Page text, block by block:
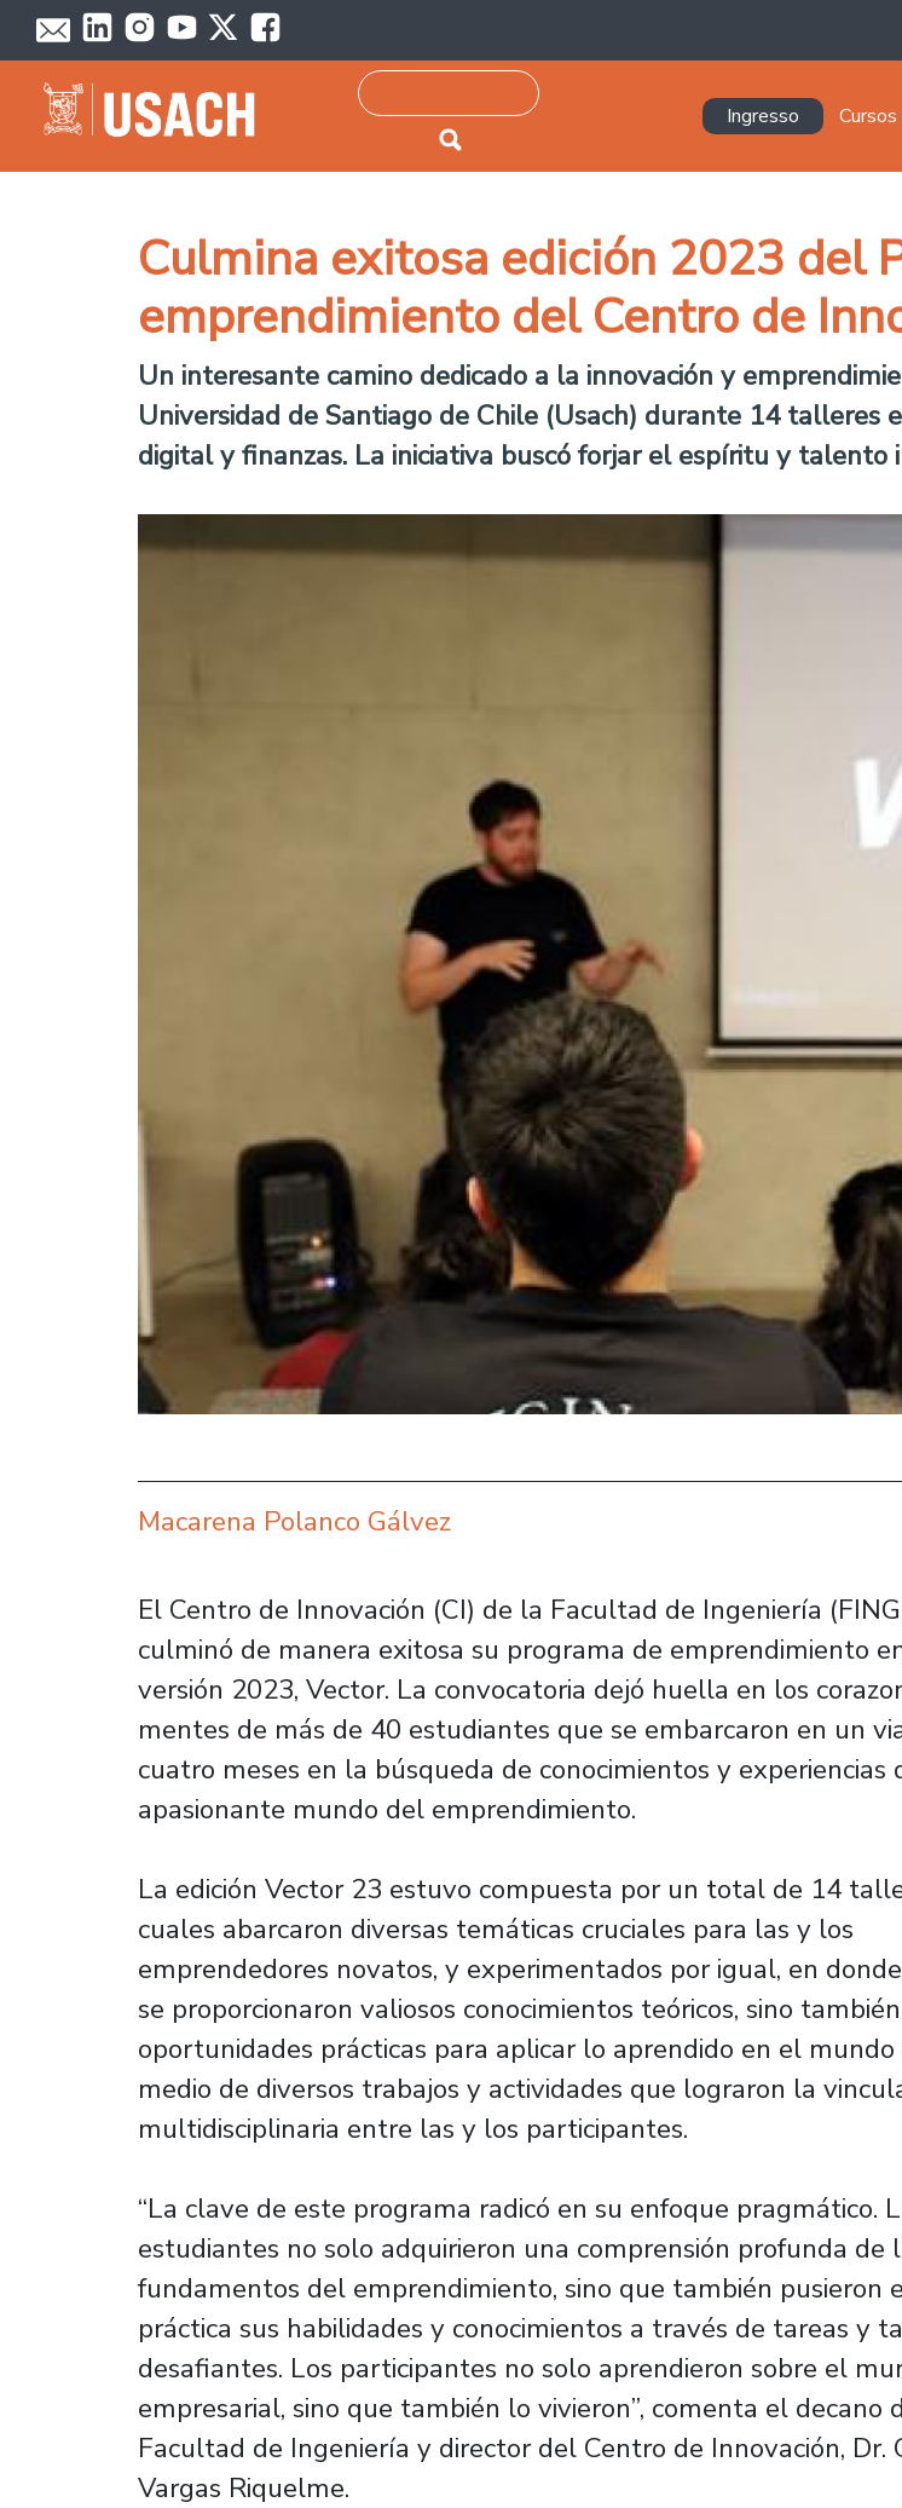
Passar para o conteúdo principal
Pesquisar
Navegación
Ingresso Cursos
Culmina exitosa edición 2023 del
emprendimiento del Centro de
Un interesante camino dedicado a la innovación y
Universidad de Santiago de Chile (Usach) durante 14 talleres
digital y finanzas. La iniciativa buscó forjar el espíritu y
Macarena Polanco Gálvez
El Centro de Innovación (CI) de la Facultad de Ingeniería
culminó de manera exitosa su programa de emprendimiento
versión 2023, Vector. La convocatoria dejó huella en los
mentes de más de 40 estudiantes que se embarcaron en un
cuatro meses en la búsqueda de conocimientos y experiencias
apasionante mundo del emprendimiento.
La edición Vector 23 estuvo compuesta por un total de 14
cuales abarcaron diversas temáticas cruciales para las y los
emprendedores novatos, y experimentados por igual, en
se proporcionaron valiosos conocimientos teóricos, sino
oportunidades prácticas para aplicar lo aprendido en el
medio de diversos trabajos y actividades que lograron la
multidisciplinaria entre las y los participantes.
“La clave de este programa radicó en su enfoque pragmático.
estudiantes no solo adquirieron una comprensión profunda de
fundamentos del emprendimiento, sino que también pusieron
práctica sus habilidades y conocimientos a través de tareas y
desafiantes. Los participantes no solo aprendieron sobre el
empresarial, sino que también lo vivieron”, comenta el decano
Facultad de Ingeniería y director del Centro de Innovación, Dr.
Vargas Riquelme.